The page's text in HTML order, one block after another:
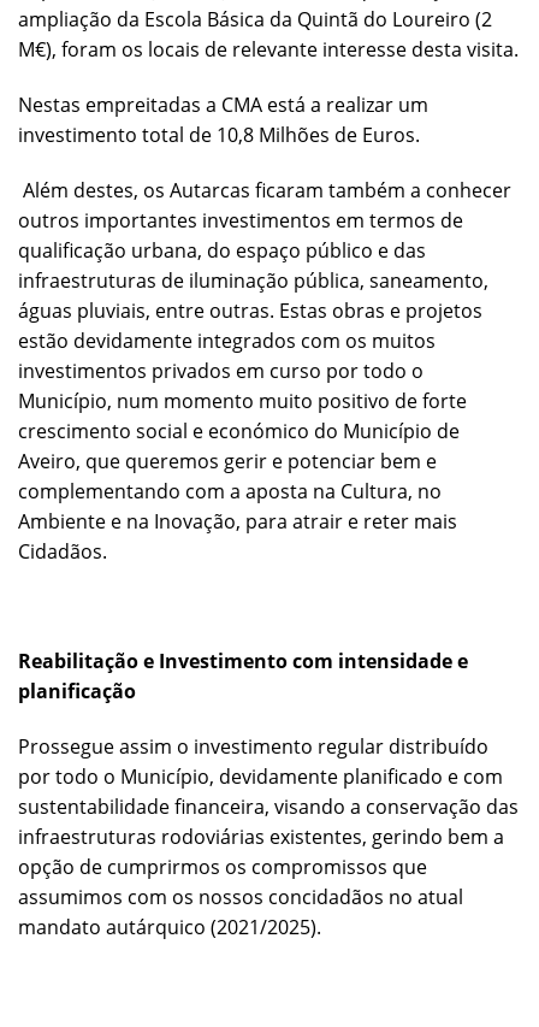
ampliação da Escola Básica da Quintã do Loureiro (2
M€), foram os locais de relevante interesse desta visita.
Nestas empreitadas a CMA está a realizar um
investimento total de 10,8 Milhões de Euros.
Além destes, os Autarcas ficaram também a conhecer
outros importantes investimentos em termos de
qualificação urbana, do espaço público e das
infraestruturas de iluminação pública, saneamento,
águas pluviais, entre outras. Estas obras e projetos
estão devidamente integrados com os muitos
investimentos privados em curso por todo o
Município, num momento muito positivo de forte
crescimento social e económico do Município de
Aveiro, que queremos gerir e potenciar bem e
complementando com a aposta na Cultura, no
Ambiente e na Inovação, para atrair e reter mais
Cidadãos.
Reabilitação e Investimento com intensidade e
planificação
Prossegue assim o investimento regular distribuído
por todo o Município, devidamente planificado e com
sustentabilidade financeira, visando a conservação das
infraestruturas rodoviárias existentes, gerindo bem a
opção de cumprirmos os compromissos que
assumimos com os nossos concidadãos no atual
mandato autárquico (2021/2025).